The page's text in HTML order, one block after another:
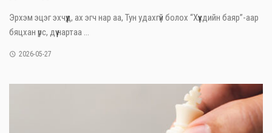
Эрхэм эцэг эхчүүд, ах эгч нар аа, Тун удахгүй болох “Хүүхдийн баяр”-аар
бяцхан үрс, дүү нартаа ...
2026-05-27